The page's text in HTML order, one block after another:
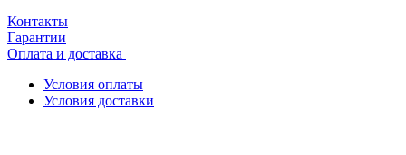
Контакты
Гарантии
Оплата и доставка
Условия оплаты
Условия доставки